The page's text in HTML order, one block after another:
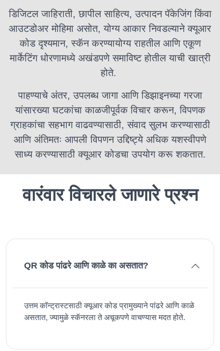
डिजिटल जाहिराती, छापील साहित्य, उत्पादन पॅकेजिंग किंवा
आउटडोअर मोहिमा असोत, योग्य आकार निवडल्याने क्यूआर
कोड दृश्यमान, स्कॅन करण्यायोग्य राहतील आणि एकूण
मार्केटिंग धोरणामध्ये अखंडपणे समाविष्ट होतील याची खात्री
होते.
पाहण्याचे अंतर, उपलब्ध जागा आणि डिझाइनच्या गरजा
यांसारख्या घटकांचा काळजीपूर्वक विचार करून, विपणक
ग्राहकांचा सहभाग वाढवण्यासाठी, संवाद सुलभ करण्यासाठी
आणि अंतिमतः आपली विपणन उद्दिष्ट्ये अधिक यशस्वीपणे
साध्य करण्यासाठी क्यूआर कोडचा उपयोग करू शकतात.
वारंवार विचारले जाणारे प्रश्न
QR कोड पांढरे आणि काळे का असतात?
उत्तम कॉन्ट्रास्टसाठी क्यूआर कोड प्रामुख्याने पांढरे आणि काळे
असतात, ज्यामुळे स्कॅनरला ते अचूकपणे वाचण्यास मदत होते.